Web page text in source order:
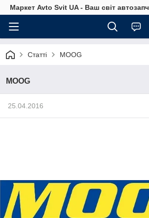
Маркет Avto Svit UA - Ваш світ
Статті MOOG
MOOG
25.04.2016